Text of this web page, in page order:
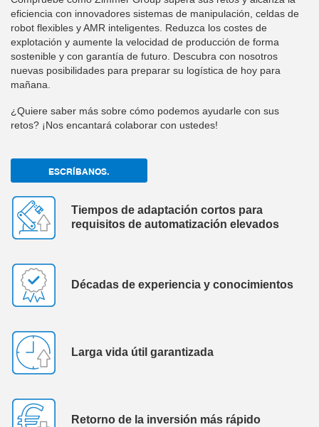
eficiencia con innovadores sistemas de manipulación, celdas de
robot flexibles y AMR inteligentes. Reduzca los costes de
explotación y aumente la velocidad de producción de forma
sostenible y con garantía de futuro. Descubra con nosotros
nuevas posibilidades para preparar su logística de hoy para
mañana.
¿Quiere saber más sobre cómo podemos ayudarle con sus
retos? ¡Nos encantará colaborar con ustedes!
ESCRÍBANOS.
Tiempos de adaptación cortos para
requisitos de automatización elevados
Décadas de experiencia y conocimientos
Larga vida útil garantizada
Retorno de la inversión más rápido